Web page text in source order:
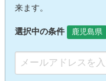
来ます。
選択中の条件 鹿児島県